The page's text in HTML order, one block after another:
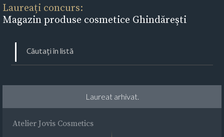
Laureați concurs:
Magazin produse cosmetice Ghindăreşti
Laureat arhivat.
Atelier Jovis Cosmetics